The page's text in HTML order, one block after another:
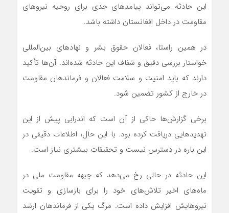
این حادثه می‌تواند پیامدهای جدی برای روحیه نیروهای
مقاومت در داخل افغانستان داشته باشد.
در همین راستا، فعالان حقوق بشر و نهادهای بین‌المللی
خواستار بررسی دقیق و شفاف این حادثه شده‌اند. آن‌ها تأکید
دارند که باید امنیت و سلامت فعالان و فرماندهان مقاومت
در خارج از کشور تضمین شود.
برخی گزارش‌ها حاکی از آن است که اندرابی پیش از این
تهدیدهایی دریافت کرده بود. با این حال، اطلاعات دقیقی در
این باره در دسترس نیست و تحقیقات بیشتری نیاز است.
این حادثه در حالی رخ می‌دهد که جبهه مقاومت ملی در
ماه‌های اخیر تلاش‌های خود را برای بازسازی و تقویت
نیروهایش افزایش داده است. مرگ یکی از فرماندهان ارشد